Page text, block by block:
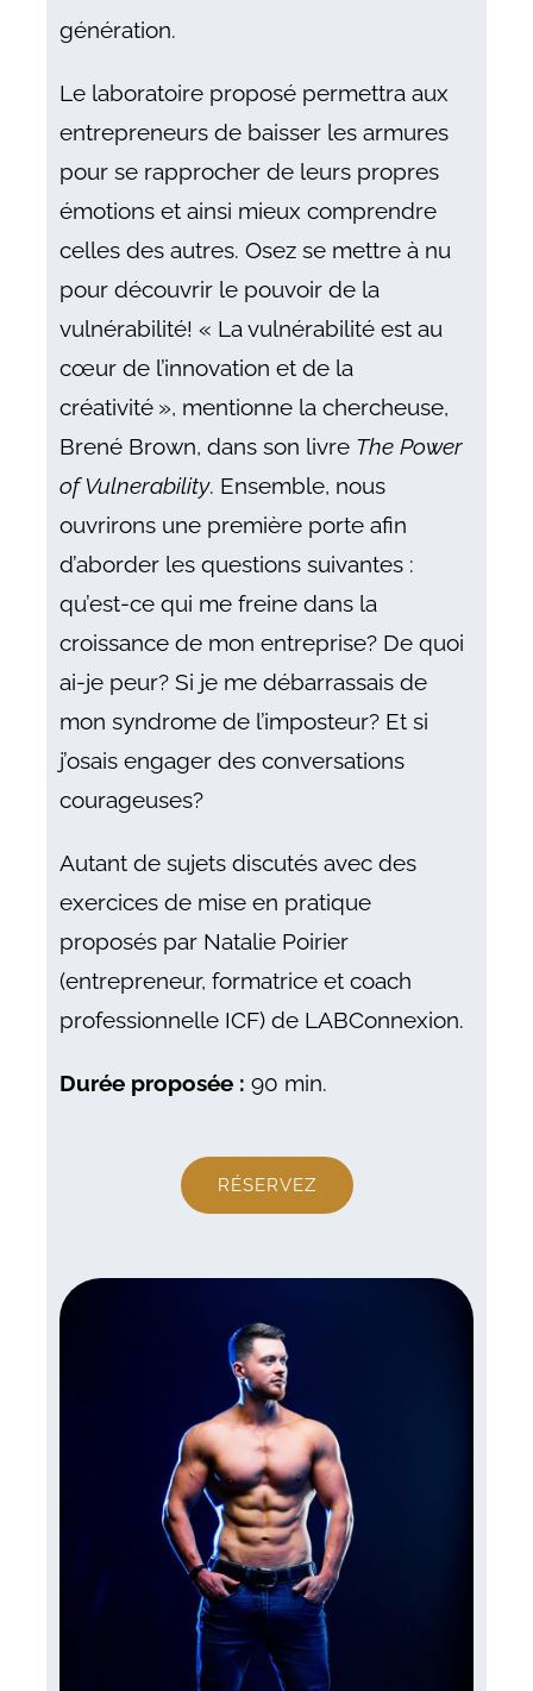
génération.
Le laboratoire proposé permettra aux
entrepreneurs de baisser les armures
pour se rapprocher de leurs propres
émotions et ainsi mieux comprendre
celles des autres. Osez se mettre à nu
pour découvrir le pouvoir de la
vulnérabilité! « La vulnérabilité est au
cœur de l’innovation et de la
créativité », mentionne la chercheuse,
Brené Brown, dans son livre The Power
of Vulnerability. Ensemble, nous
ouvrirons une première porte afin
d’aborder les questions suivantes :
qu’est-ce qui me freine dans la
croissance de mon entreprise? De quoi
ai-je peur? Si je me débarrassais de
mon syndrome de l’imposteur? Et si
j’osais engager des conversations
courageuses?
Autant de sujets discutés avec des
exercices de mise en pratique
proposés par Natalie Poirier
(entrepreneur, formatrice et coach
professionnelle ICF) de LABConnexion.
Durée proposée : 90 min.
RÉSERVEZ